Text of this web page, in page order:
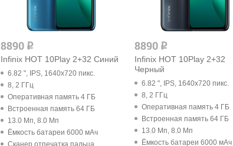
8890 q
Infinix HOT 10Play 2+32 Синий
6.82 ", IPS, 1640x720 пикс.
8, 2 ГГц
Оперативная память 4 ГБ
Встроенная память 64 ГБ
13.0 Мп, 8.0 Мп
Ёмкость батареи 6000 мАч
8890 q
Infinix HOT 10Play 2+32
Черный
6.82 ", IPS, 1640x720 пикс.
8, 2 ГГц
Оперативная память 4 ГБ
Встроенная память 64 ГБ
13.0 Мп, 8.0 Мп
Ёмкость батареи 6000 мАч